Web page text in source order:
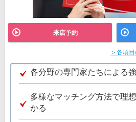
来店予約
＞各項
各分野の専門家たちによる
多様なマッチング方法で理
かる